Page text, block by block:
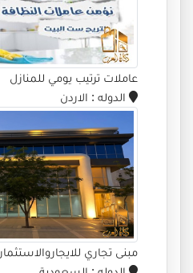
عاملات ترتيب يومي للمنازل
الدوله : الاردن
مبنى تجاري للايجاروالاستثمار